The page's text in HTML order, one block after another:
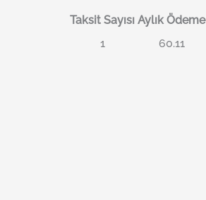
Taksit Sayısı Aylık Ödeme
1
60.11